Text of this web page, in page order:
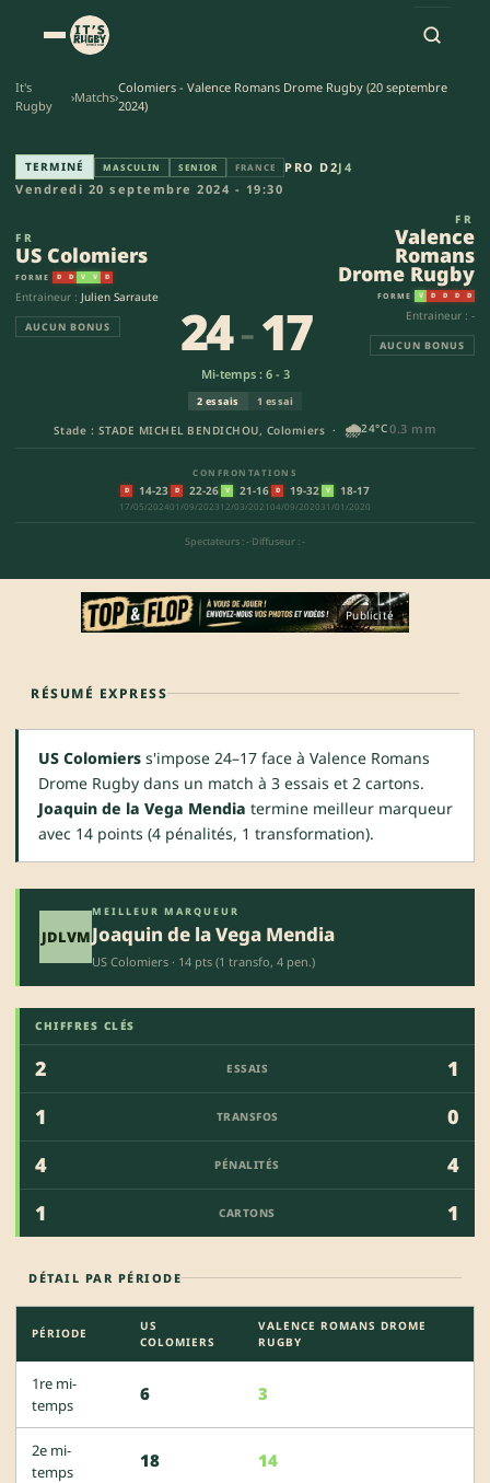
It's
Rugby
›Matchs›
Colomiers - Valence Romans Drome Rugby (20 septembre
2024)
US Colomiers - Valence
TERMINÉ MASCULIN SENIOR FRANCE PRO D2J4
Vendredi 20 septembre 2024 - 19:30
FR
US Colomiers
FORME D D V V D
Entraineur : Julien Sarraute
AUCUN BONUS
Stade : STADE MICHEL BENDICHOU, Colomiers · 🌧️24°C0.3 mm
24-17
Mi-temps : 6 - 3
2 essais 1 essai
CONFRONTATIONS
D 14-23
17/05/2024
D 22-26
01/09/2023
V 21-16
12/03/2021
D 19-32
04/09/2020
V 18-17
31/01/2020
Spectateurs : - Diffuseur : -
FR
Valence
Romans
Drome Rugby
FORME V D D D D
Entraineur : -
AUCUN BONUS
Publicité
RÉSUMÉ EXPRESS
US Colomiers s'impose 24–17 face à Valence Romans
Drome Rugby dans un match à 3 essais et 2 cartons.
Joaquin de la Vega Mendia termine meilleur marqueur
avec 14 points (4 pénalités, 1 transformation).
JDLVM
MEILLEUR MARQUEUR
Joaquin de la Vega Mendia
US Colomiers · 14 pts (1 transfo, 4 pen.)
CHIFFRES CLÉS
2 ESSAIS
1
1
TRANSFOS
0
4
PÉNALITÉS
4
1
CARTONS 1
DÉTAIL PAR PÉRIODE
PÉRIODE
US
COLOMIERS
VALENCE ROMANS DROME
RUGBY
1re mi-
temps
6 3
2e mi-
temps
18 14